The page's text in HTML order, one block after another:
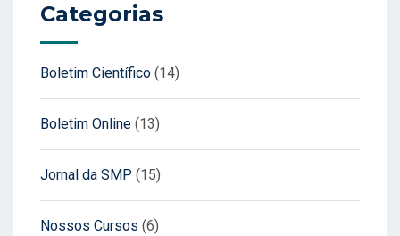
Categorias
Boletim Científico (14)
Boletim Online (13)
Jornal da SMP (15)
Nossos Cursos (6)